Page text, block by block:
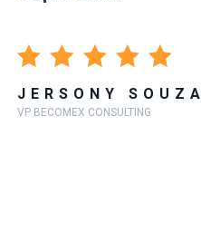
JERSONY SOUZA
VP BECOMEX CONSULTING